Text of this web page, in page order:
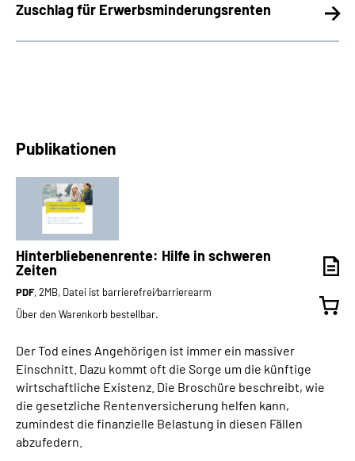
Zuschlag für Erwerbsminderungsrenten
Publikationen
Hinterbliebenenrente: Hilfe in schweren
Zeiten
PDF, 2MB, Datei ist barrierefrei⁄barrierearm
Über den Warenkorb bestellbar.
Der Tod eines Angehörigen ist immer ein massiver
Einschnitt. Dazu kommt oft die Sorge um die künftige
wirtschaftliche Existenz. Die Broschüre beschreibt, wie
die gesetzliche Rentenversicherung helfen kann,
zumindest die finanzielle Belastung in diesen Fällen
abzufedern.